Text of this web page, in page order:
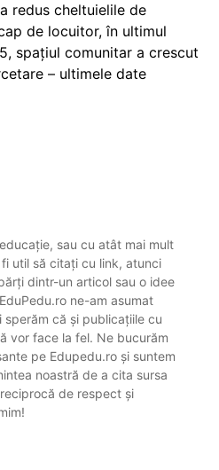
redus cheltuielile de
de locuitor, în ultimul
spațiul comunitar a crescut
– ultimele date
sau cu atât mai mult
util să citați cu link, atunci
dintr-un articol sau o idee
ne-am asumat
că și publicațiile cu
vor face la fel. Ne bucurăm
pe Edupedu.ro și suntem
noastră de a cita sursa
de respect și